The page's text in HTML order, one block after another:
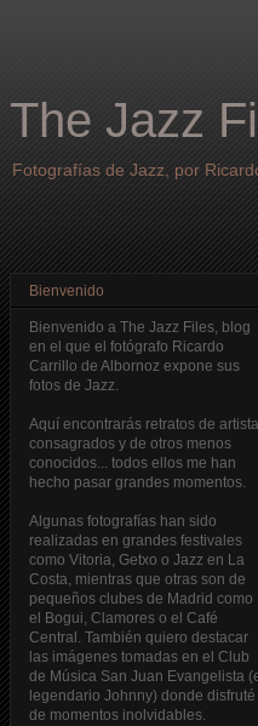
The Jazz
Fotografías de Jazz, por
Bienvenido
Bienvenido a The Jazz Files, blog
en el que el fotógrafo Ricardo
Carrillo de Albornoz expone sus
fotos de Jazz.
Aquí encontrarás retratos de
consagrados y de otros menos
conocidos... todos ellos me han
hecho pasar grandes momentos.
Algunas fotografías han sido
realizadas en grandes festivales
como Vitoria, Getxo o Jazz en La
Costa, mientras que otras son de
pequeños clubes de Madrid como
el Bogui, Clamores o el Café
Central. También quiero destacar
las imágenes tomadas en el Club
de Música San Juan Evangelista
legendario Johnny) donde disfruté
de momentos inolvidables.